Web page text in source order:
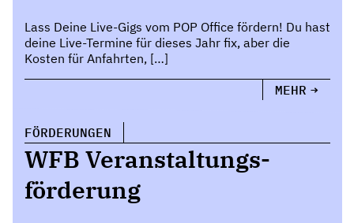
Lass Deine Live-Gigs vom POP Office fördern! Du hast
deine Live-Termine für dieses Jahr fix, aber die
Kosten für Anfahrten, […]
MEHR
FÖRDERUNGEN
WFB Veranstaltungs-
förderung